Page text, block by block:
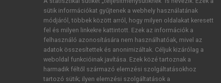
ÚJ FIÓK LÉTREHOZÁSA
1 óra díjmentes hozzáférés
E-MAIL-CÍM
sütik információkat gyűjtenek a webhely használatának
módjáról, többek között arról, hogy milyen oldalakat keresett
fel és milyen linkekre kattintott. Ezek az információk a
felhasználó azonosítására nem használhatóak, mivel az
adatok összesítettek és anonimizáltak. Céljuk kizárólag a
weboldal funkcióinak javítása. Ezek közé tartoznak a
harmadik féltől származó elemzési szolgáltatásokhoz
tartozó sütik; ilyen elemzési szolgáltatások a